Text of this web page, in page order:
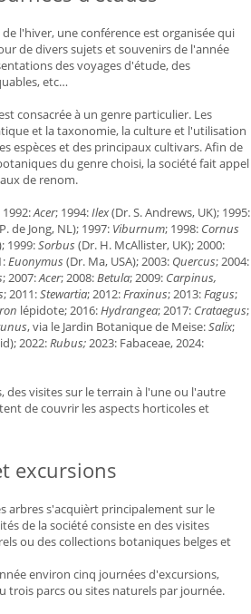
l'hiver, une conférence est organisée qui
de divers sujets et souvenirs de l'année
des voyages d'étude, des
etc…
consacrée à un genre particulier. Les
et la taxonomie, la culture et l'utilisation
espèces et des principaux cultivars. Afin de
du genre choisi, la société fait appel
de renom.
1992:Acer; 1994:Ilex(Dr. S. Andrews, UK); 1995:
de Jong, NL); 1997: Viburnum; 1998: Cornus
1999:Sorbus (Dr. H. McAllister, UK); 2000:
Euonymus (Dr. Ma, USA); 2003: Quercus; 2004:
; 2007:Acer; 2008:Betula; 2009: Carpinus,
; 2011:Stewartia; 2012:Fraxinus; 2013:Fagus;
lépidote; 2016:Hydrangea; 2017: Crataegus;
, via le Jardin Botanique de Meise:Salix;
2022:Rubus;2023: Fabaceae, 2024:
des visites sur le terrain à l'une ou l'autre
de couvrir les aspects horticoles et
excursions
arbres s'acquièrt principalement sur le
de la société consiste en des visites
ou des collections botaniques belges et
environ cinq journées d'excursions,
trois parcs ou sites naturels par journée.